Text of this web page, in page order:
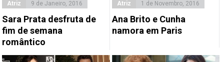
Atriz 9 de Janeiro, 2016
Sara Prata desfruta de
fim de semana
romântico
Atriz 1 de Novembro, 2016
Ana Brito e Cunha
namora em Paris